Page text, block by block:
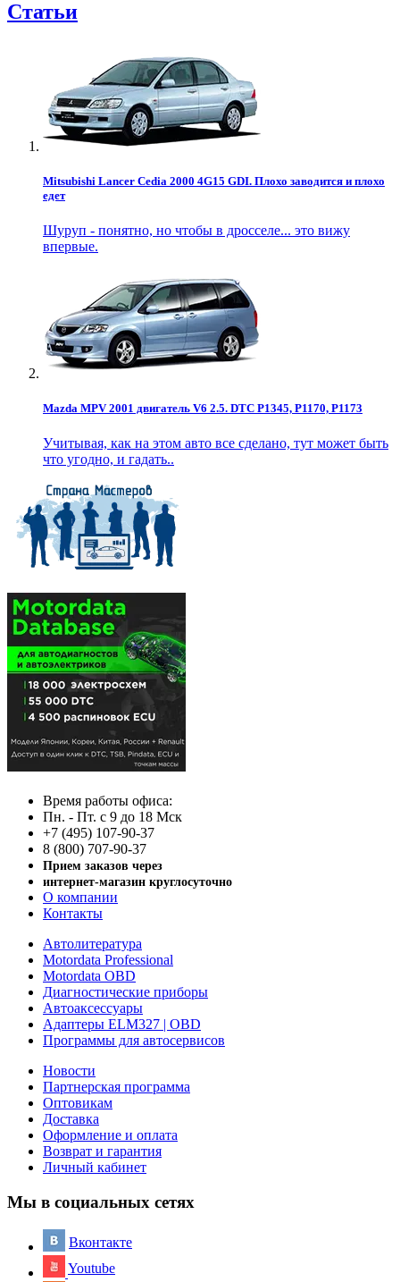
Статьи
Mitsubishi Lancer Cedia 2000 4G15 GDI. Плохо заводится и плохо
едет
Шуруп - понятно, но чтобы в дросселе... это вижу
впервые.
Mazda MPV 2001 двигатель V6 2.5. DTC P1345, P1170, P1173
Учитывая, как на этом авто все сделано, тут может быть
что угодно, и гадать..
Время работы офиса:
Пн. - Пт. с 9 до 18 Мск
+7 (495) 107-90-37
8 (800) 707-90-37
Прием заказов через
интернет-магазин круглосуточно
О компании
Контакты
Автолитература
Motordata Professional
Motordata OBD
Диагностические приборы
Автоаксессуары
Адаптеры ELM327 | OBD
Программы для автосервисов
Новости
Партнерская программа
Оптовикам
Доставка
Оформление и оплата
Возврат и гарантия
Личный кабинет
Мы в социальных сетях
Вконтакте
Youtube